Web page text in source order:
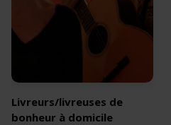
Livreurs/livreuses de
bonheur à domicile